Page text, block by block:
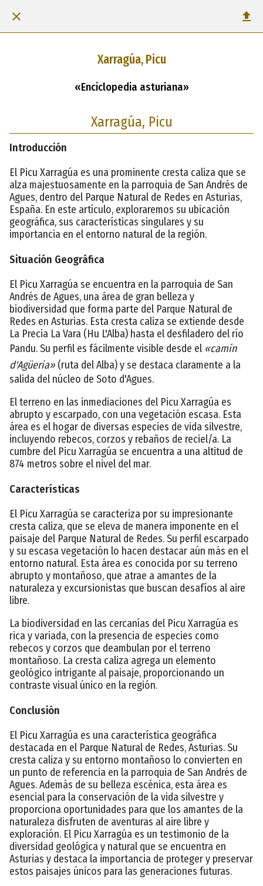
Xarragúa, Picu
«Enciclopedia asturiana»
Xarragúa, Picu
Introducción
El Picu Xarragúa es una prominente cresta caliza que se
alza majestuosamente en la parroquia de San Andrés de
Agues, dentro del Parque Natural de Redes en Asturias,
España. En este artículo, exploraremos su ubicación
geográfica, sus características singulares y su
importancia en el entorno natural de la región.
Situación Geográfica
El Picu Xarragúa se encuentra en la parroquia de San
Andrés de Agues, una área de gran belleza y
biodiversidad que forma parte del Parque Natural de
Redes en Asturias. Esta cresta caliza se extiende desde
La Precia La Vara (Hu L'Alba) hasta el desfiladero del río
Pandu. Su perfil es fácilmente visible desde el «camín
d'Agüeria» (ruta del Alba) y se destaca claramente a la
salida del núcleo de Soto d'Agues.
El terreno en las inmediaciones del Picu Xarragúa es
abrupto y escarpado, con una vegetación escasa. Esta
área es el hogar de diversas especies de vida silvestre,
incluyendo rebecos, corzos y rebaños de reciel/a. La
cumbre del Picu Xarragúa se encuentra a una altitud de
874 metros sobre el nivel del mar.
Características
El Picu Xarragúa se caracteriza por su impresionante
cresta caliza, que se eleva de manera imponente en el
paisaje del Parque Natural de Redes. Su perfil escarpado
y su escasa vegetación lo hacen destacar aún más en el
entorno natural. Esta área es conocida por su terreno
abrupto y montañoso, que atrae a amantes de la
naturaleza y excursionistas que buscan desafíos al aire
libre.
La biodiversidad en las cercanías del Picu Xarragúa es
rica y variada, con la presencia de especies como
rebecos y corzos que deambulan por el terreno
montañoso. La cresta caliza agrega un elemento
geológico intrigante al paisaje, proporcionando un
contraste visual único en la región.
Conclusión
El Picu Xarragúa es una característica geográfica
destacada en el Parque Natural de Redes, Asturias. Su
cresta caliza y su entorno montañoso lo convierten en
un punto de referencia en la parroquia de San Andrés de
Agues. Además de su belleza escénica, esta área es
esencial para la conservación de la vida silvestre y
proporciona oportunidades para que los amantes de la
naturaleza disfruten de aventuras al aire libre y
exploración. El Picu Xarragúa es un testimonio de la
diversidad geológica y natural que se encuentra en
Asturias y destaca la importancia de proteger y preservar
estos paisajes únicos para las generaciones futuras.